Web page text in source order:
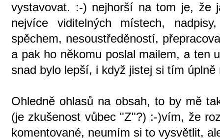
vystavovat. :-) nejhorší na tom je, že
nejvíce viditelných místech,
spěchem, nesoustředěností,
a pak ho někomu poslal mailem, a ten
snad bylo lepší, i když jistej si tím úplně
Ohledně ohlasů na obsah, to by mě
(je zkušenost vůbec "Z"?) :-)vím, že
komentované, neumím si to vysvětlit,